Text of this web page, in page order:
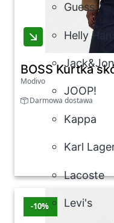
Guess
Helly
JOOP!
Kappa
Karl
Lacoste
Levi's
BOSS Kurtka
Modivo
Darmowa dostawa
-10%